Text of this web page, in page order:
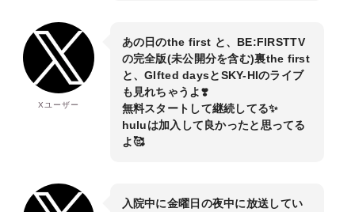
Xユーザー
あの日のthe first と、BE:FIRSTTV
の完全版(未公開分を含む)裏the first
と、GIfted daysとSKY-HIのライブ
も見れちゃうよ❣️
無料スタートして継続してる✨
huluは加入して良かったと思ってる
よ🥰
入院中に金曜日の夜中に放送してい